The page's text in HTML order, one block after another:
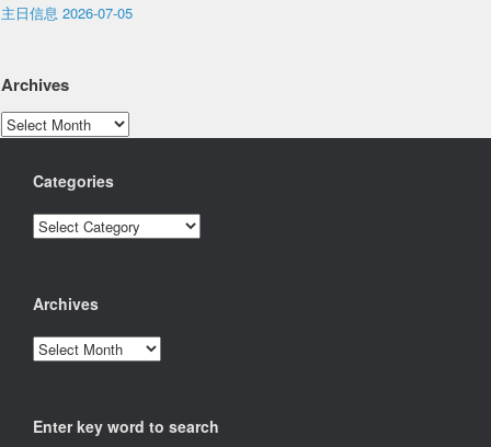
主日信息 2026-07-05
Archives
Archives
Categories
Categories
Archives
Archives
Enter key word to search